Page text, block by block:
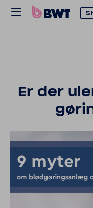
Er der